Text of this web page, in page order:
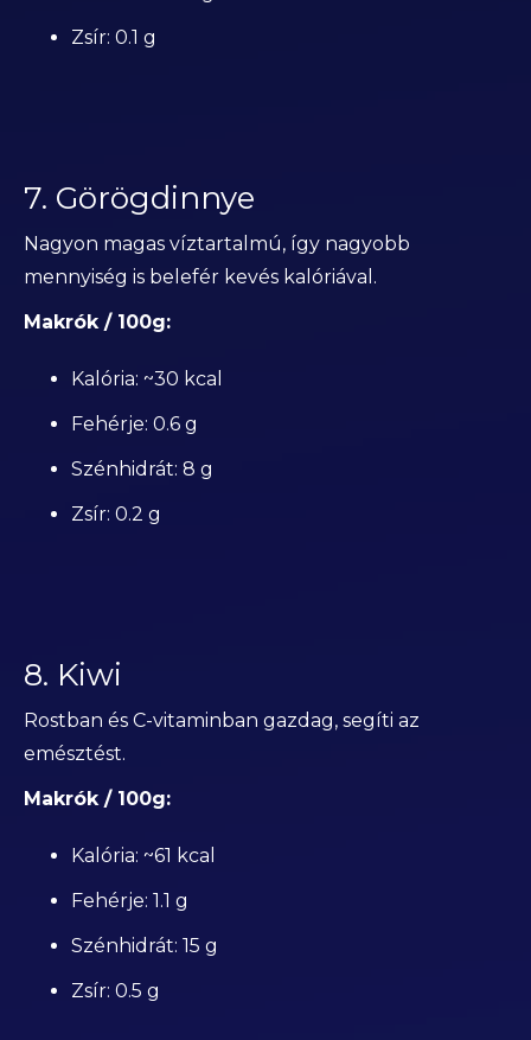
Zsír: 0.1 g
7. Görögdinnye
Nagyon magas víztartalmú, így nagyobb
mennyiség is belefér kevés kalóriával.
Makrók / 100g:
Kalória: ~30 kcal
Fehérje: 0.6 g
Szénhidrát: 8 g
Zsír: 0.2 g
8. Kiwi
Rostban és C-vitaminban gazdag, segíti az
emésztést.
Makrók / 100g:
Kalória: ~61 kcal
Fehérje: 1.1 g
Szénhidrát: 15 g
Zsír: 0.5 g